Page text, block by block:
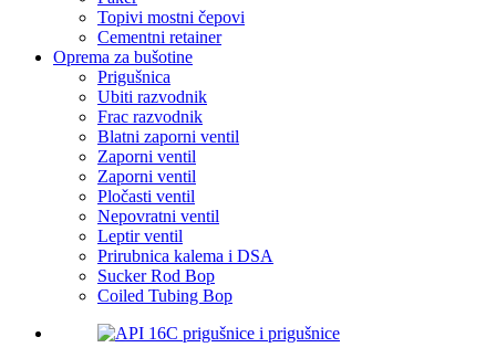
Topivi mostni čepovi
Cementni retainer
Oprema za bušotine
Prigušnica
Ubiti razvodnik
Frac razvodnik
Blatni zaporni ventil
Zaporni ventil
Zaporni ventil
Pločasti ventil
Nepovratni ventil
Leptir ventil
Prirubnica kalema i DSA
Sucker Rod Bop
Coiled Tubing Bop